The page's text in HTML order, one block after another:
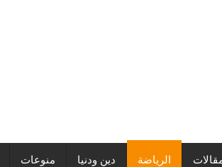
الرياضة دين ودنيا منوعات